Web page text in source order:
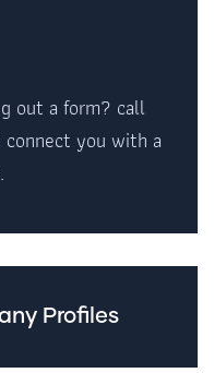
out a form? call
you with a
Profiles